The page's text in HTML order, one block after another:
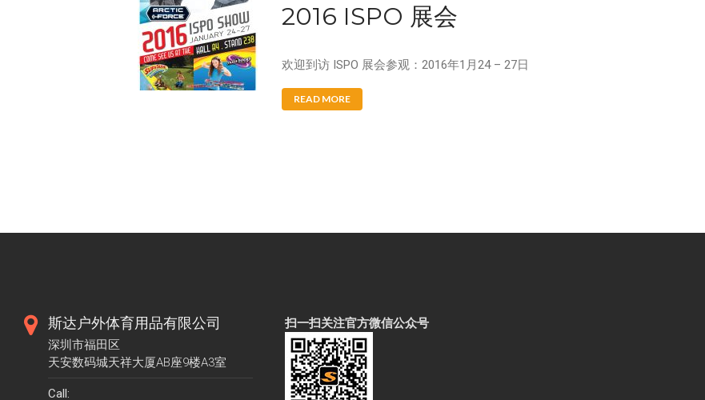
2016 ISPO 展会
欢迎到访 ISPO 展会参观：2016年1月24 – 27日
READ MORE
斯达户外体育用品有限公司
深圳市福田区
天安数码城天祥大厦AB座9楼A3室
Call:
扫一扫关注官方微信公众号